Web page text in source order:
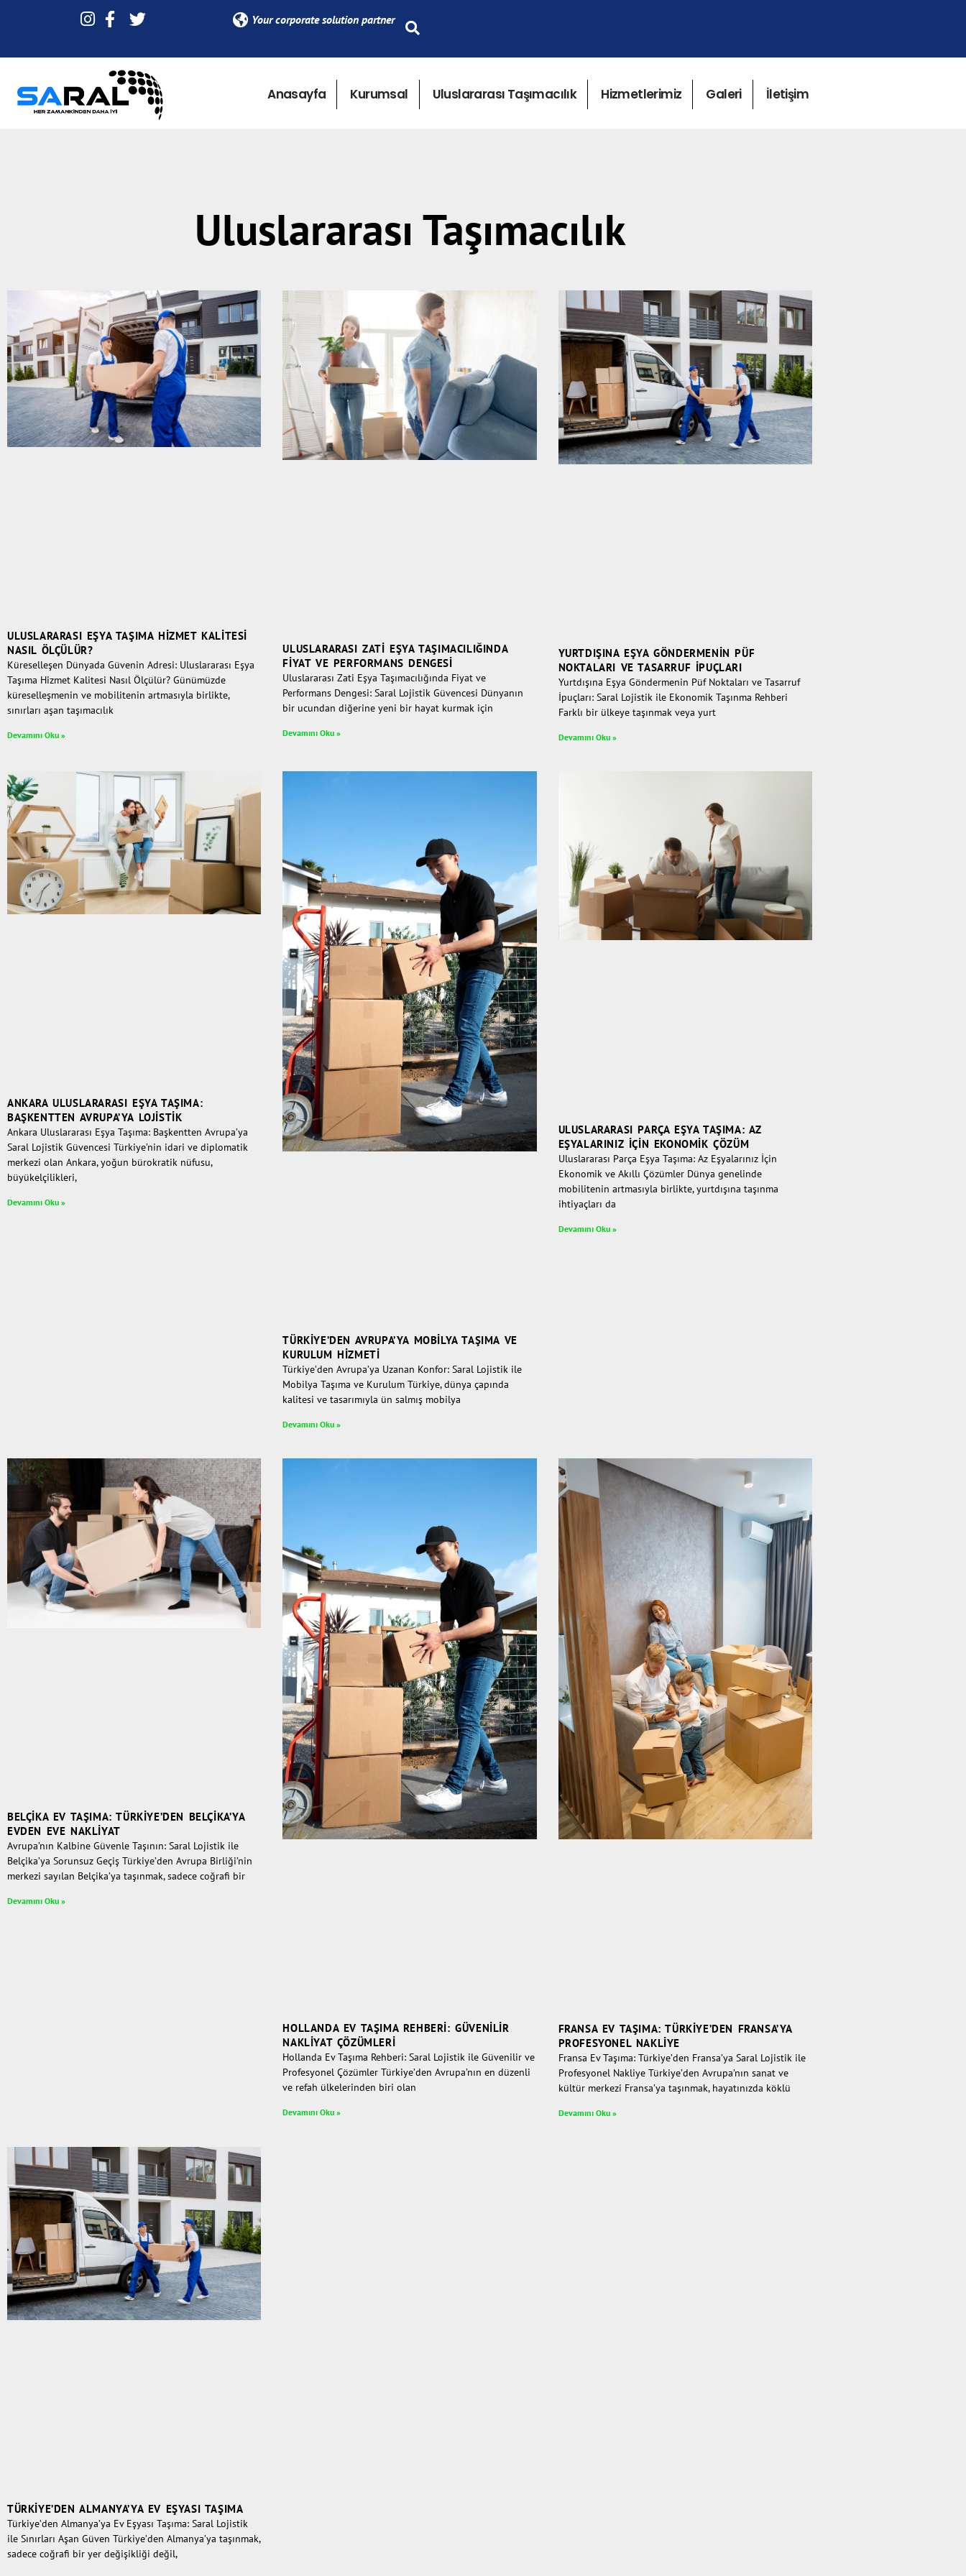
Your corporate solution partner
Anasayfa Kurumsal Uluslararası Taşımacılık Hizmetlerimiz Galeri İletişim
Uluslararası Taşımacılık
ULUSLARARASI EŞYA TAŞIMA HIZMET KALITESI
NASIL ÖLÇÜLÜR?
Küreselleşen Dünyada Güvenin Adresi: Uluslararası Eşya
Taşıma Hizmet Kalitesi Nasıl Ölçülür? Günümüzde
küreselleşmenin ve mobilitenin artmasıyla birlikte,
sınırları aşan taşımacılık
Devamını Oku »
ULUSLARARASI ZATI EŞYA TAŞIMACILIĞINDA
FIYAT VE PERFORMANS DENGESI
Uluslararası Zati Eşya Taşımacılığında Fiyat ve
Performans Dengesi: Saral Lojistik Güvencesi Dünyanın
bir ucundan diğerine yeni bir hayat kurmak için
Devamını Oku »
YURTDIŞINA EŞYA GÖNDERMENIN PÜF
NOKTALARI VE TASARRUF İPUÇLARI
Yurtdışına Eşya Göndermenin Püf Noktaları ve Tasarruf
İpuçları: Saral Lojistik ile Ekonomik Taşınma Rehberi
Farklı bir ülkeye taşınmak veya yurt
Devamını Oku »
ANKARA ULUSLARARASI EŞYA TAŞIMA:
BAŞKENTTEN AVRUPA’YA LOJISTIK
Ankara Uluslararası Eşya Taşıma: Başkentten Avrupa’ya
Saral Lojistik Güvencesi Türkiye’nin idari ve diplomatik
merkezi olan Ankara, yoğun bürokratik nüfusu,
büyükelçilikleri,
Devamını Oku »
TÜRKIYE’DEN AVRUPA’YA MOBILYA TAŞIMA VE
KURULUM HIZMETI
Türkiye’den Avrupa’ya Uzanan Konfor: Saral Lojistik ile
Mobilya Taşıma ve Kurulum Türkiye, dünya çapında
kalitesi ve tasarımıyla ün salmış mobilya
Devamını Oku »
ULUSLARARASI PARÇA EŞYA TAŞIMA: AZ
EŞYALARINIZ İÇIN EKONOMIK ÇÖZÜM
Uluslararası Parça Eşya Taşıma: Az Eşyalarınız İçin
Ekonomik ve Akıllı Çözümler Dünya genelinde
mobilitenin artmasıyla birlikte, yurtdışına taşınma
ihtiyaçları da
Devamını Oku »
BELÇIKA EV TAŞIMA: TÜRKIYE’DEN BELÇIKA’YA
EVDEN EVE NAKLIYAT
Avrupa’nın Kalbine Güvenle Taşının: Saral Lojistik ile
Belçika’ya Sorunsuz Geçiş Türkiye’den Avrupa Birliği’nin
merkezi sayılan Belçika’ya taşınmak, sadece coğrafi bir
Devamını Oku »
HOLLANDA EV TAŞIMA REHBERI: GÜVENILIR
NAKLIYAT ÇÖZÜMLERI
Hollanda Ev Taşıma Rehberi: Saral Lojistik ile Güvenilir ve
Profesyonel Çözümler Türkiye’den Avrupa’nın en düzenli
ve refah ülkelerinden biri olan
Devamını Oku »
FRANSA EV TAŞIMA: TÜRKIYE’DEN FRANSA’YA
PROFESYONEL NAKLIYE
Fransa Ev Taşıma: Türkiye’den Fransa’ya Saral Lojistik ile
Profesyonel Nakliye Türkiye’den Avrupa’nın sanat ve
kültür merkezi Fransa’ya taşınmak, hayatınızda köklü
Devamını Oku »
TÜRKIYE’DEN ALMANYA’YA EV EŞYASI TAŞIMA
Türkiye’den Almanya’ya Ev Eşyası Taşıma: Saral Lojistik
ile Sınırları Aşan Güven Türkiye’den Almanya’ya taşınmak,
sadece coğrafi bir yer değişikliği değil,